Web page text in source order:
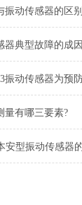
振动传感器的区别
量有哪三要素?